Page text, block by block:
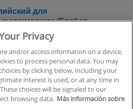
для
коммерции (Spoken
Commerce - SEFIC)
по E-mail
Privacy
and/or access information on a device,
to process personal data. You may
by clicking below, including your
interest is used, or at any time in
choices will be signaled to our
browsing data. Más información sobre